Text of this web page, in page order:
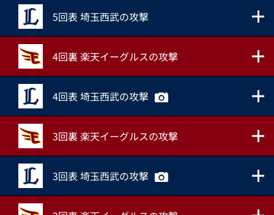
5回表 埼玉西武の攻撃
4回裏 楽天イーグルスの攻撃
4回表 埼玉西武の攻撃
3回裏 楽天イーグルスの攻撃
3回表 埼玉西武の攻撃